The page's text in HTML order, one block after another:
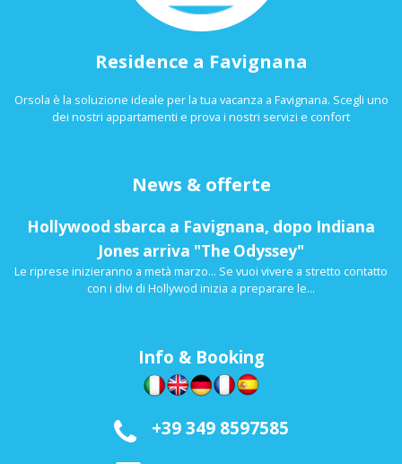
Residence a Favignana
Orsola è la soluzione ideale per la tua vacanza a Favignana. Scegli uno
dei nostri appartamenti e prova i nostri servizi e confort
News & offerte
Hollywood sbarca a Favignana, dopo Indiana
Jones arriva "The Odyssey"
Le riprese inizieranno a metà marzo... Se vuoi vivere a stretto contatto
con i divi di Hollywod inizia a preparare le...
Info & Booking
+39 349 8597585